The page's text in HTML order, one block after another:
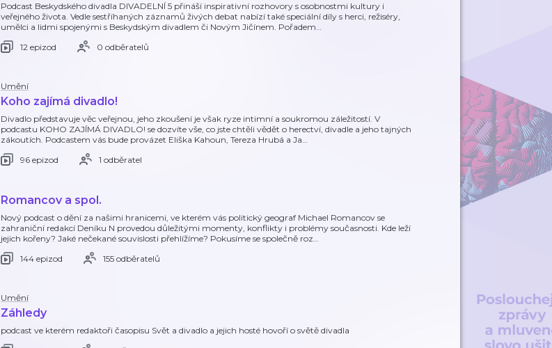
Podcast Beskydského divadla DIVADELNÍ 5 přináší inspirativní rozhovory s osobnostmi kultury i
veřejného života. Vedle sestříhaných záznamů živých debat nabízí také speciální díly s herci, režiséry,
umělci a lidmi spojenými s Beskydským divadlem či Novým Jičínem. Pořadem…
12 epizod
0 odběratelů
Umění
Koho zajímá divadlo!
Divadlo představuje věc veřejnou, jeho zkoušení je však ryze intimní a soukromou záležitostí. V
podcastu KOHO ZAJÍMÁ DIVADLO! se dozvíte vše, co jste chtěli vědět o herectví, divadle a jeho tajných
zákoutích. Podcastem vás bude provázet Eliška Kahoun, Tereza Hrubá a Ja…
96 epizod
1 odběratel
Romancov a spol.
Nový podcast o dění za našimi hranicemi, ve kterém vás politický geograf Michael Romancov se
zahraniční redakcí Deníku N provedou důležitými momenty, konflikty i problémy současnosti. Kde leží
jejich kořeny? Jaké nečekané souvislosti přehlížíme? Pokusíme se společně roz…
144 epizod
155 odběratelů
Umění
Záhledy
podcast ve kterém redaktoři časopisu Svět a divadlo a jejich hosté hovoří o světě divadla